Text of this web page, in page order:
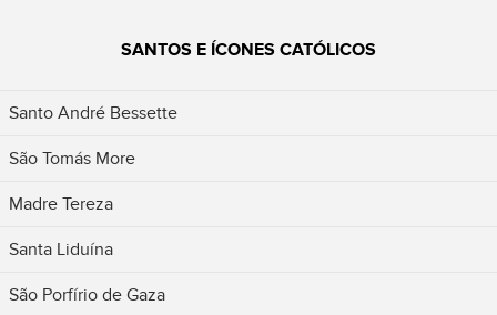
SANTOS E ÍCONES CATÓLICOS
Santo André Bessette
São Tomás More
Madre Tereza
Santa Liduína
São Porfírio de Gaza